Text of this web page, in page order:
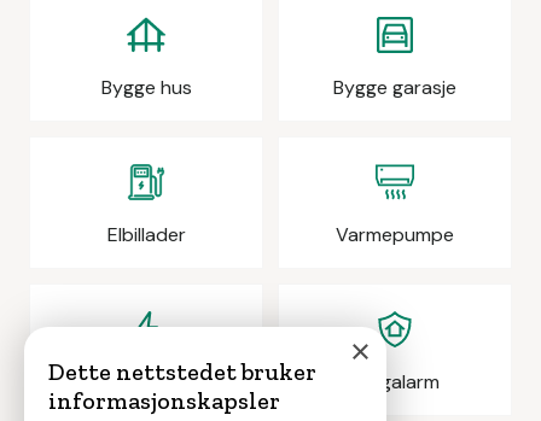
Bygge hus Bygge garasje
Elbillader Varmepumpe
Elektrikeroppdrag Boligalarm
×
Dette nettstedet bruker
informasjonskapsler